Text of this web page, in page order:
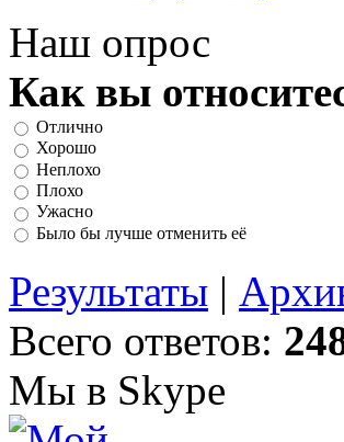
Наш опрос
Как вы
Отлично
Хорошо
Неплохо
Плохо
Ужасно
Было бы лучше отменить её
Результаты |
Всего ответов:
Мы в Skype